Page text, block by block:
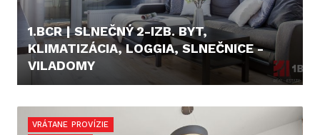
1.BCR | SLNEČNÝ 2-IZB. BYT,
KLIMATIZÁCIA, LOGGIA, SLNEČNICE -
VILADOMY
VRÁTANE PROVÍZIE